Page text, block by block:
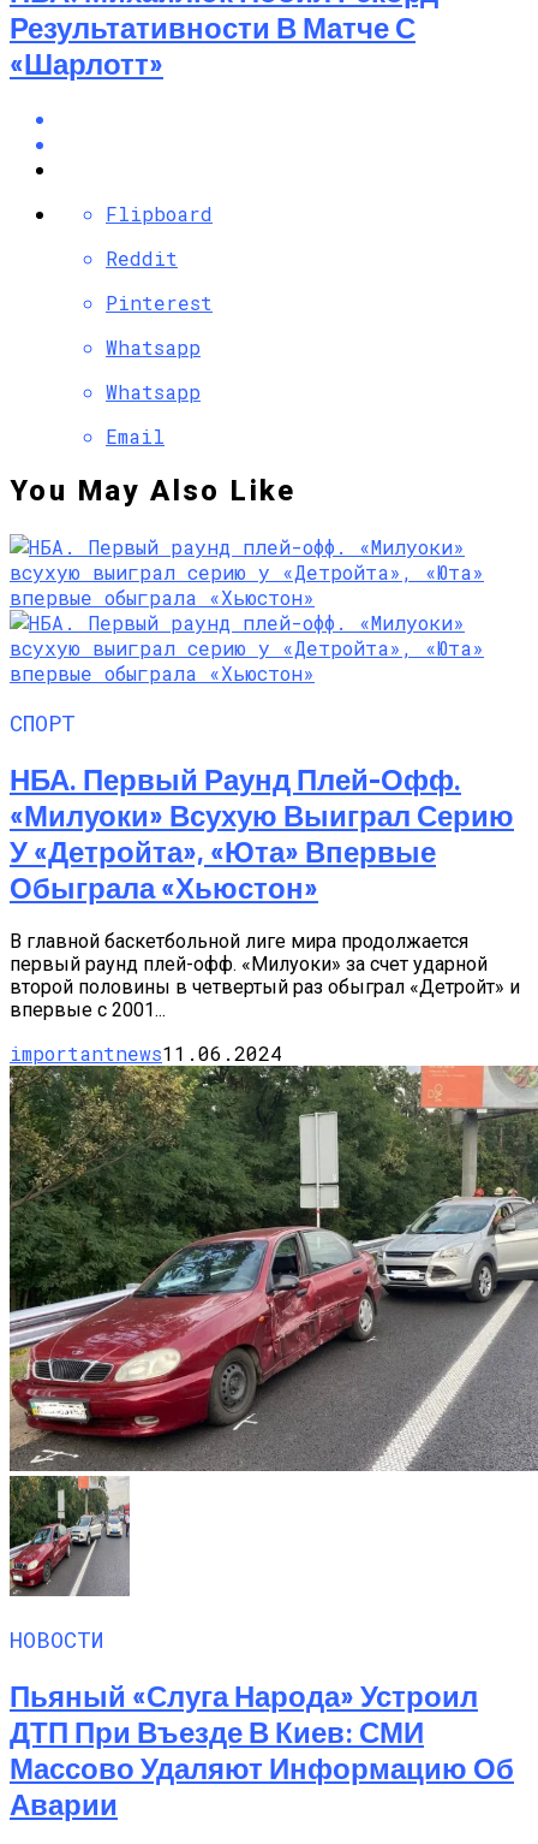
Результативности В Матче С
«Шарлотт»
Flipboard
Reddit
Pinterest
Whatsapp
Whatsapp
Email
You May Also Like
СПОРТ
НБА. Первый Раунд Плей-Офф.
«Милуоки» Всухую Выиграл Серию
У «Детройта», «Юта» Впервые
Обыграла «Хьюстон»
В главной баскетбольной лиге мира продолжается
первый раунд плей-офф. «Милуоки» за счет ударной
второй половины в четвертый раз обыграл «Детройт» и
впервые с 2001...
importantnews11.06.2024
НОВОСТИ
Пьяный «слуга Народа» Устроил
ДТП При Въезде В Киев: СМИ
Массово Удаляют Информацию Об
Аварии